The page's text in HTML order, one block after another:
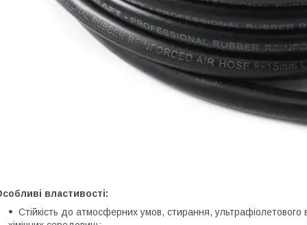
властивості:
Стійкість до атмосферних умов, стирання, ультрафіолетового